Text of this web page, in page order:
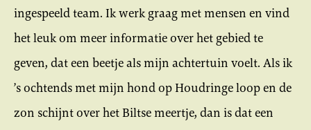
ingespeeld team. Ik werk graag met mensen en vind
het leuk om meer informatie over het gebied te
geven, dat een beetje als mijn achtertuin voelt. Als ik
’s ochtends met mijn hond op Houdringe loop en de
zon schijnt over het Biltse meertje, dan is dat een